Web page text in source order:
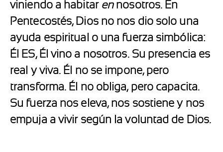
viniendo a habitarennosotros. En
Pentecostés, Dios no nos dio solo una
ayuda espiritual o una fuerza simbólica:
Él ES, Él vino a nosotros. Su presencia es
real y viva. Él no se impone, pero
transforma. Él no obliga, pero capacita.
Su fuerza nos eleva, nos sostiene y nos
empuja a vivir según la voluntad de Dios.